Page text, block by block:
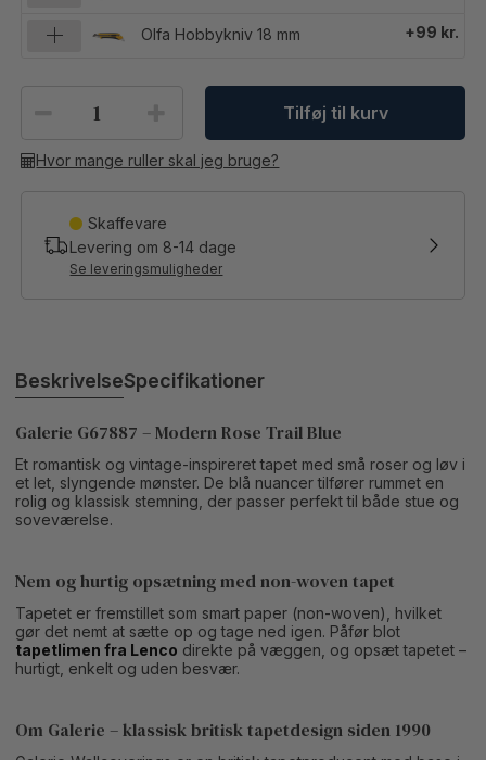
Olfa Hobbykniv 18 mm +99 kr.
Tilføj til kurv
Hvor mange ruller skal jeg bruge?
Skaffevare
Levering om 8-14 dage
Se leveringsmuligheder
BeskrivelseSpecifikationer
Galerie G67887 – Modern Rose Trail Blue
Et romantisk og vintage-inspireret tapet med små roser og løv i
et let, slyngende mønster. De blå nuancer tilfører rummet en
rolig og klassisk stemning, der passer perfekt til både stue og
soveværelse.
Nem og hurtig opsætning med non-woven tapet
Tapetet er fremstillet som smart paper (non-woven), hvilket
gør det nemt at sætte op og tage ned igen. Påfør blot
tapetlimen fra Lenco direkte på væggen, og opsæt tapetet –
hurtigt, enkelt og uden besvær.
Om Galerie – klassisk britisk tapetdesign siden 1990